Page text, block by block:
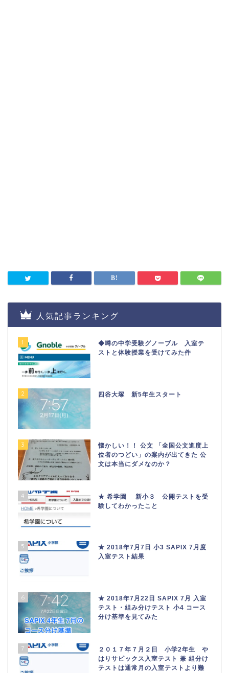
人気記事ランキング
1
◆噂の中学受験グノーブル 入室テ
ストと体験授業を受けてみた件
2 四谷大塚 新5年生スタート
3
懐かしい！！ 公文 「全国公文進度上
位者のつどい」の案内が出てきた 公
文は本当にダメなのか？
4
★ 希学園 新小３ 公開テストを受
験してわかったこと
5
★ 2018年7月7日 小3 SAPIX 7月度
入室テスト結果
6
★ 2018年7月22日 SAPIX 7月 入室
テスト・組み分けテスト 小4 コース
分け基準を見てみた
7
２０１７年７月２日 小学2年生 や
はりサピックス入室テスト 兼 組分け
テストは通常月の入室テストより難